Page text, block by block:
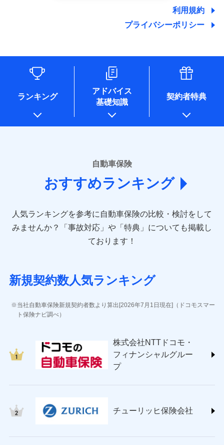
しくは委託を受けている保険会社・提携会社の保険その他に
関する情報を提供し、金融商品等の契約を勧奨するため、ま
た維持管理等の委託業務遂行のため、またそれらに付帯、関
情報を取引のある他の保険会社の商品・サービスをご提案す
るために利用させていただくことがあります。）
各種セミナーの開催のため
コンサルティングサービスの実施のため
アンケートやキャンペーン等の実施のため
上記に係る案内・手続き・管理等付帯業務を行うため
* 当社が委託を受けている保険会社の情報は、保険会社のホ
ームページに掲載しておりますので、ご確認ください。
あいおいニッセイ同和損害保険株式会社
(https://www.aioinissaydowa.co.jp/)
アクサ損害保険株式会社 (https://www.axa-
direct.co.jp/)
sompo.co.jp/)
東京海上ダイレクト損害保険株式会社 (https://www.e-
AIG損害保険株式会社 (https://www.aig.co.jp/sonpo)
ジェイアイ傷害火災保険株式会社
ソニー損害保険株式会社
(https://www.sonysonpo.co.jp/)
ＳＯＭＰＯダイレクト損害保険株式会社
(https://www.sompo-direct.co.jp/)
チューリッヒ保険会社 (https://www.zurich.co.jp/)
(https://www.nisshinfire.co.jp/)
(https://www.petfamilyins.co.jp/)
利用規約
プライバシーポリシー
ランキング
アドバイス
基礎知識
契約者特典
自動車保険
おすすめランキング
人気ランキングを参考に自動車保険の比較・検討をして
みませんか？
「事故対応」や「特典」についても掲載し
ております！
新規契約数人気ランキング
当社自動車保険新規契約者数より算出[2026年7月1日現在]（ドコモスマー
ト保険ナビ調べ）
株式会社NTTドコモ・
フィナンシャルグルー
プ
チューリッヒ保険会社